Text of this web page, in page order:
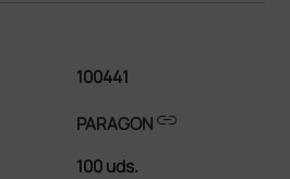
100441
PARAGONlink
100 uds.